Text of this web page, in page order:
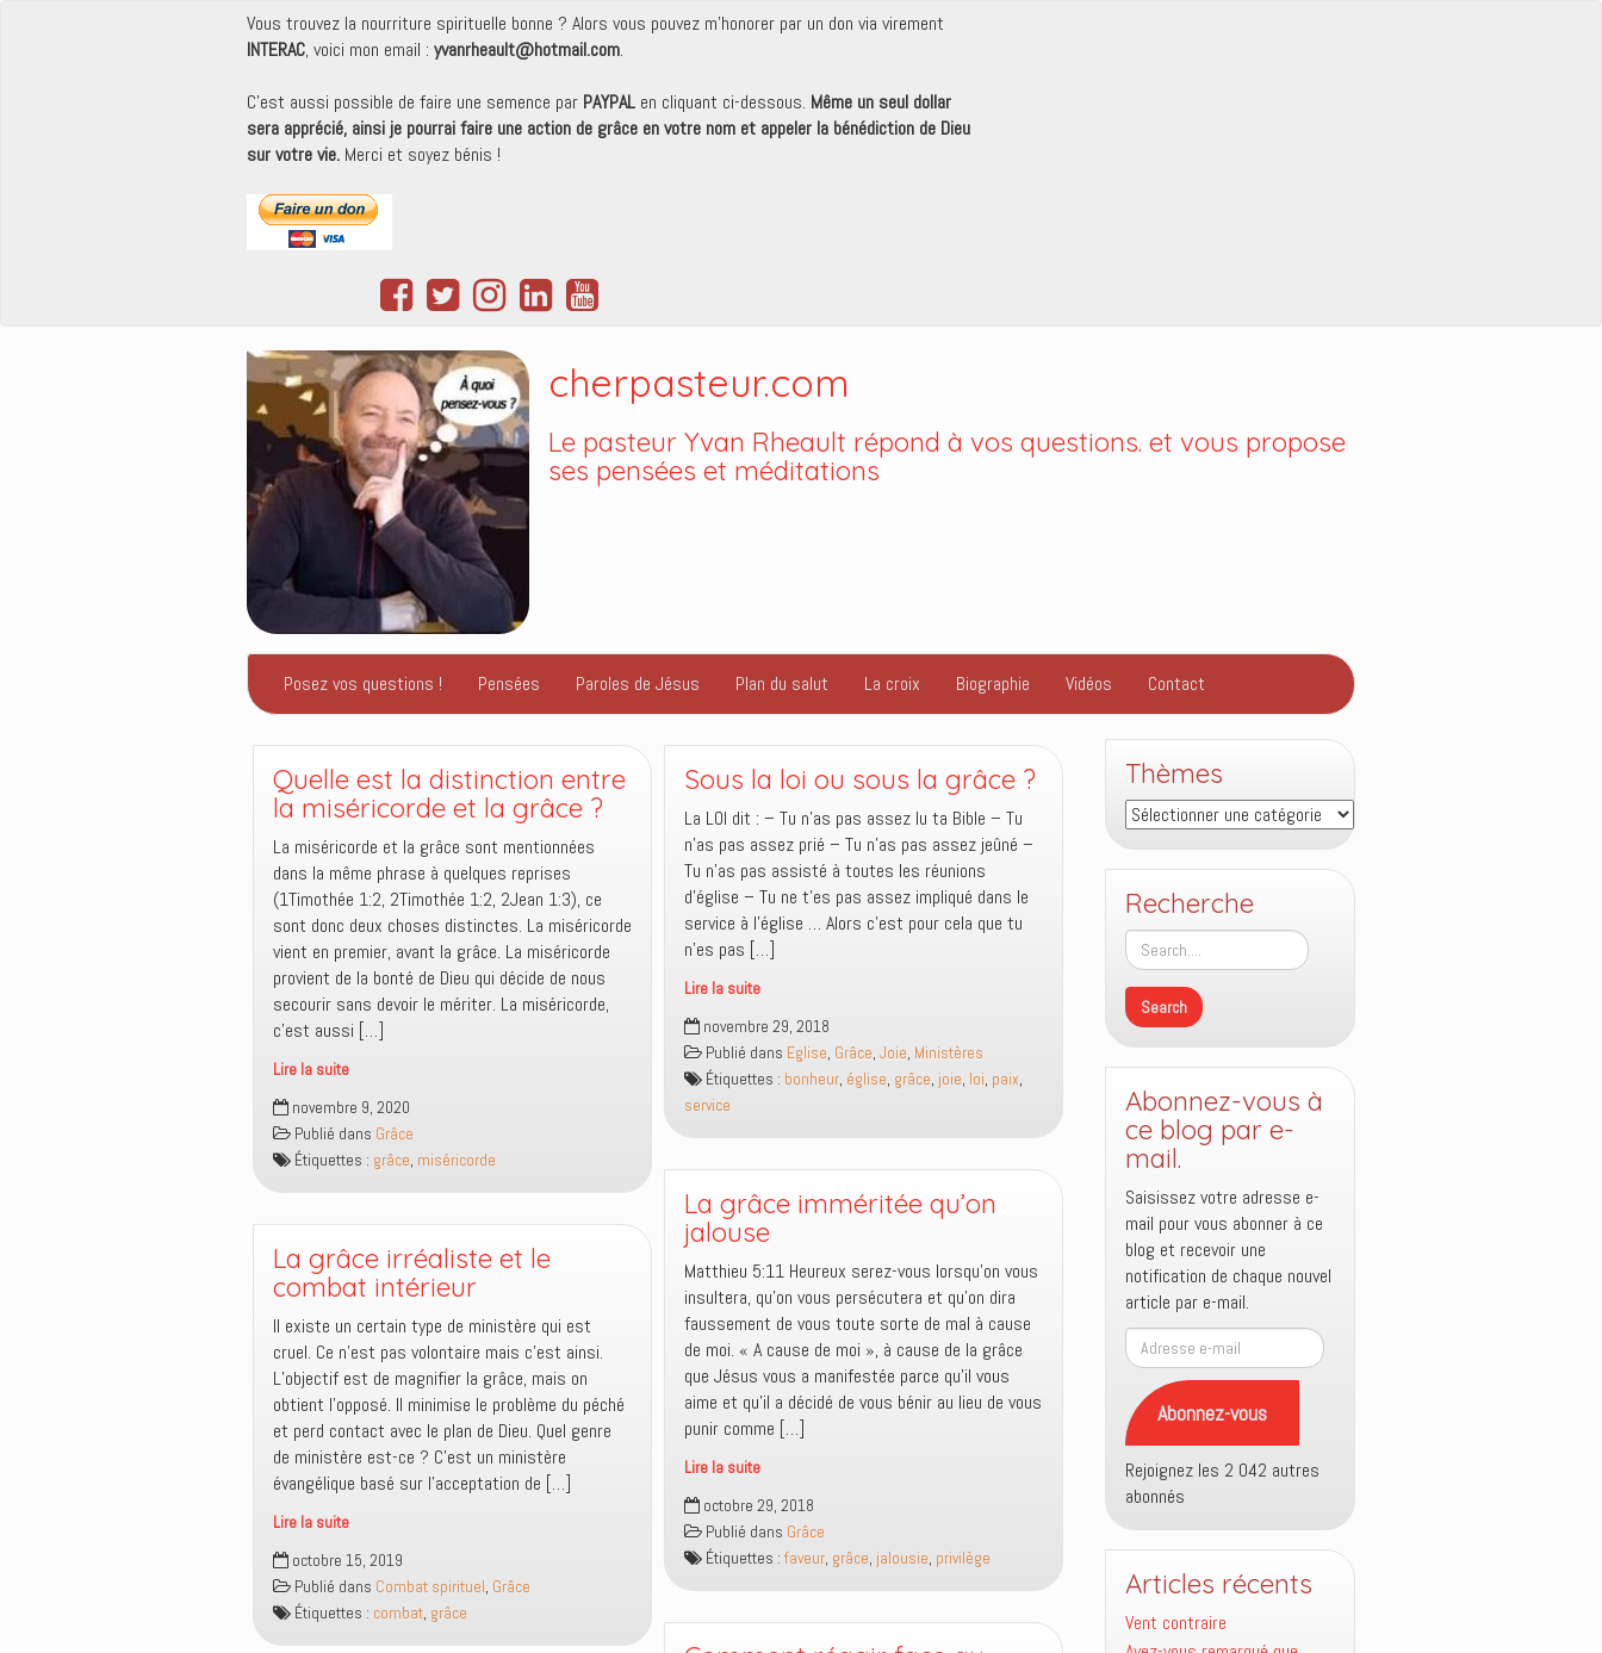
Vous trouvez la nourriture spirituelle bonne ? Alors vous pouvez m'honorer par un don via virement
INTERAC, voici mon email : yvanrheault@hotmail.com.
C'est aussi possible de faire une semence par PAYPAL en cliquant ci-dessous. Même un seul dollar
sera apprécié, ainsi je pourrai faire une action de grâce en votre nom et appeler la bénédiction de Dieu
sur votre vie. Merci et soyez bénis !
cherpasteur.com
Le pasteur Yvan Rheault répond à vos questions. et vous propose
ses pensées et méditations
Posez vos questions ! Pensées Paroles de Jésus Plan du salut La croix Biographie Vidéos Contact
Quelle est la distinction entre
la miséricorde et la grâce ?
La miséricorde et la grâce sont mentionnées
dans la même phrase à quelques reprises
(1Timothée 1:2, 2Timothée 1:2, 2Jean 1:3), ce
sont donc deux choses distinctes. La miséricorde
vient en premier, avant la grâce. La miséricorde
provient de la bonté de Dieu qui décide de nous
secourir sans devoir le mériter. La miséricorde,
c’est aussi […]
Lire la suite
Quelle
est
la
distinction
la
miséricorde
et
la
grâce
?
novembre 9, 2020
Publié dans Grâce
Étiquettes : grâce, miséricorde
La grâce irréaliste et le
combat intérieur
Il existe un certain type de ministère qui est
cruel. Ce n’est pas volontaire mais c’est ainsi.
L’objectif est de magnifier la grâce, mais on
obtient l’opposé. Il minimise le problème du péché
et perd contact avec le plan de Dieu. Quel genre
de ministère est-ce ? C’est un ministère
évangélique basé sur l’acceptation de […]
Lire la suite
La
grâce
irréaliste
et
octobre 15, 2019
Publié dans Combat spirituel, Grâce
Étiquettes : combat, grâce
recherchés
par
le
monde
spirituel
Sous la loi ou sous la grâce ?
La LOI dit : – Tu n’as pas assez lu ta Bible – Tu
n’as pas assez prié – Tu n’as pas assez jeûné –
Tu n’as pas assisté à toutes les réunions
d’église – Tu ne t’es pas assez impliqué dans le
service à l’église … Alors c’est pour cela que tu
n’es pas […]
Lire la suite
Sous
la
loi
ou
sous
grâce
?
novembre 29, 2018
Publié dans Eglise, Grâce, Joie, Ministères
Étiquettes : bonheur, église, grâce, joie, loi, paix,
service
La grâce imméritée qu’on
jalouse
Matthieu 5:11 Heureux serez-vous lorsqu’on vous
insultera, qu’on vous persécutera et qu’on dira
faussement de vous toute sorte de mal à cause
de moi. « A cause de moi », à cause de la grâce
que Jésus vous a manifestée parce qu’il vous
aime et qu’il a décidé de vous bénir au lieu de vous
punir comme […]
Lire la suite
La
grâce
imméritée
qu’on
octobre 29, 2018
Publié dans Grâce
Étiquettes : faveur, grâce, jalousie, privilège
Thèmes
Thèmes
Recherche
Abonnez-vous à
ce blog par e-
mail.
Saisissez votre adresse e-
mail pour vous abonner à ce
blog et recevoir une
notification de chaque nouvel
article par e-mail.
Adresse
e-
mail
Abonnez-vous
Rejoignez les 2 042 autres
abonnés
Articles récents
Vent contraire